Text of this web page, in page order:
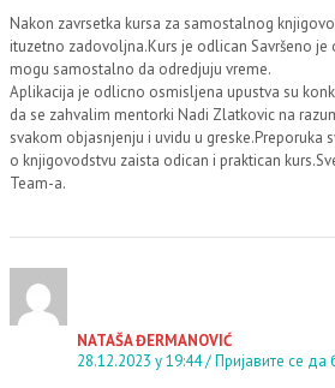
Nakon zavrsetka kursa za samostalnog
ituzetno zadovoljna.Kurs je odlican Savršeno
mogu samostalno da odredjuju vreme.
Aplikacija je odlicno osmisljena upustva su
da se zahvalim mentorki Nadi Zlatkovic na
svakom objasnjenju i uvidu u greske.Preporuka
o knjigovodstvu zaista odican i praktican
Team-a.
NATAŠA ĐERMANOVIĆ
28.12.2023 у 19:44
Пријавите се да